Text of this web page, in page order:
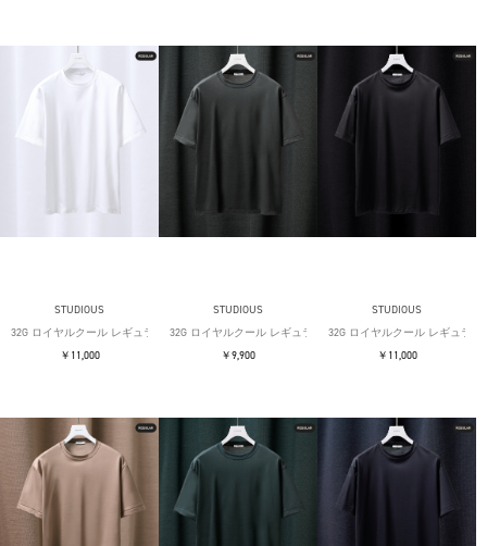
STUDIOUS
32G ロイヤルクール レギュラーTシャツ
￥11,000
STUDIOUS
32G ロイヤルクール レギュラーTシャツ
￥9,900
STUDIOUS
32G ロイヤルクール レギュラー
￥11,000